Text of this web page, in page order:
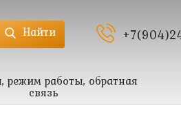
Найти
режим работы, обратная
связь